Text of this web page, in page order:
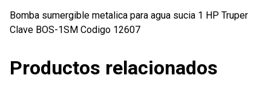
Bomba sumergible metalica para agua sucia 1 HP Truper
Clave BOS-1SM Codigo 12607
Productos relacionados